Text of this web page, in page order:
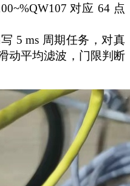
对应 64 点
5 ms 周期任务，对真
动平均滤波，门限判断